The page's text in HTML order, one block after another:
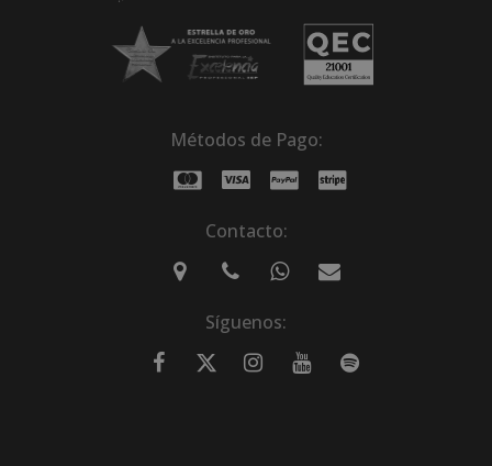
Métodos de Pago:
Contacto:
Síguenos: